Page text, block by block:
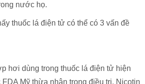
nước họ.
thuốc lá điện tử có thể có 3 vấn đề
hơi dùng trong thuốc lá điện tử hiện
Mỹ thừa nhận trong điều trị. Nicotin